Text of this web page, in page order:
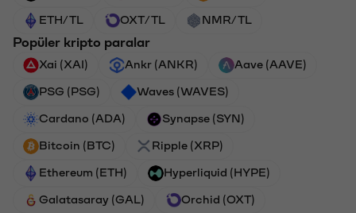
ETH/TL OXT/TL NMR/TL
Popüler kripto paralar
Xai (XAI) Ankr (ANKR) Aave (AAVE)
PSG (PSG) Waves (WAVES)
Cardano (ADA) Synapse (SYN)
Bitcoin (BTC) Ripple (XRP)
Ethereum (ETH) Hyperliquid (HYPE)
Galatasaray (GAL) Orchid (OXT)